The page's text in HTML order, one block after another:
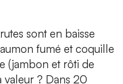
sont en baisse
fumé et coquille
(jambon et rôti de
valeur ? Dans 20